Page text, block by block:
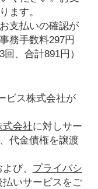
ます。
支払いの確認が
務手数料297円
、合計891円）
ビス株式会社が
式会社に対しサー
代金債権を譲渡
び、 プライバシ
いサービスをご